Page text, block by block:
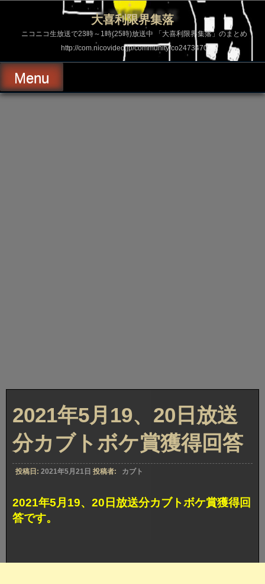
ス
ッ
プ
大喜利限界集落
ニコニコ生放送で23時～1時(25時)放送中 「大喜利限界集落」のまとめ
http://com.nicovideo.jp/community/co2473470
Menu
2021年5月19、20日放送
分カブトボケ賞獲得回答
投稿日: 2021年5月21日 投稿者: カブト
2021年5月19、20日放送分カブトボケ賞獲得回
答です。